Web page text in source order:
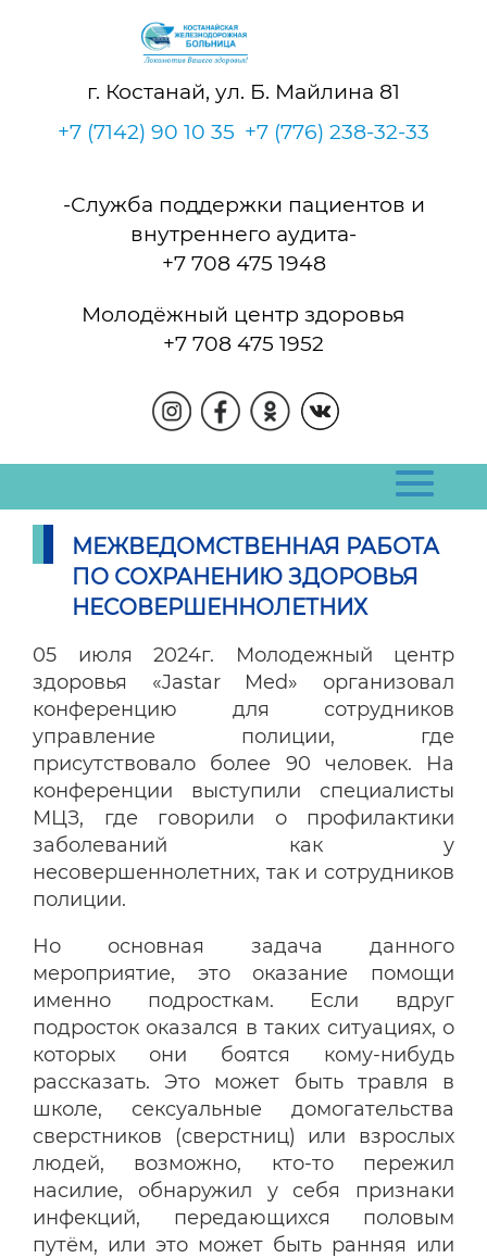
г. Костанай, ул. Б. Майлина 81
+7 (7142) 90 10 35 +7 (776) 238-32-33
-Служба поддержки пациентов и
внутреннего аудита-
+7 708 475 1948
Молодёжный центр здоровья
+7 708 475 1952
МЕЖВЕДОМСТВЕННАЯ РАБОТА
ПО СОХРАНЕНИЮ ЗДОРОВЬЯ
НЕСОВЕРШЕННОЛЕТНИХ
05 июля 2024г. Молодежный центр
здоровья «Jastar Med» организовал
конференцию для сотрудников
управление полиции, где
присутствовало более 90 человек. На
конференции выступили специалисты
МЦЗ, где говорили о профилактики
заболеваний как у
несовершеннолетних, так и сотрудников
полиции.
Но основная задача данного
мероприятие, это оказание помощи
именно подросткам. Если вдруг
подросток оказался в таких ситуациях, о
которых они боятся кому-нибудь
рассказать. Это может быть травля в
школе, сексуальные домогательства
сверстников (сверстниц) или взрослых
людей, возможно, кто-то пережил
насилие, обнаружил у себя признаки
инфекций, передающихся половым
путём, или это может быть ранняя или